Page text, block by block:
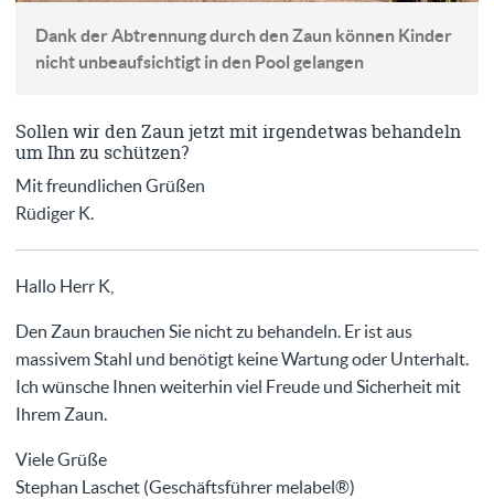
Dank der Abtrennung durch den Zaun können Kinder
nicht unbeaufsichtigt in den Pool gelangen
Sollen wir den Zaun jetzt mit irgendetwas behandeln
um Ihn zu schützen?
Mit freundlichen Grüßen
Rüdiger K.
Hallo Herr K,
Den Zaun brauchen Sie nicht zu behandeln. Er ist aus
massivem Stahl und benötigt keine Wartung oder Unterhalt.
Ich wünsche Ihnen weiterhin viel Freude und Sicherheit mit
Ihrem Zaun.
Viele Grüße
Stephan Laschet (Geschäftsführer melabel®)